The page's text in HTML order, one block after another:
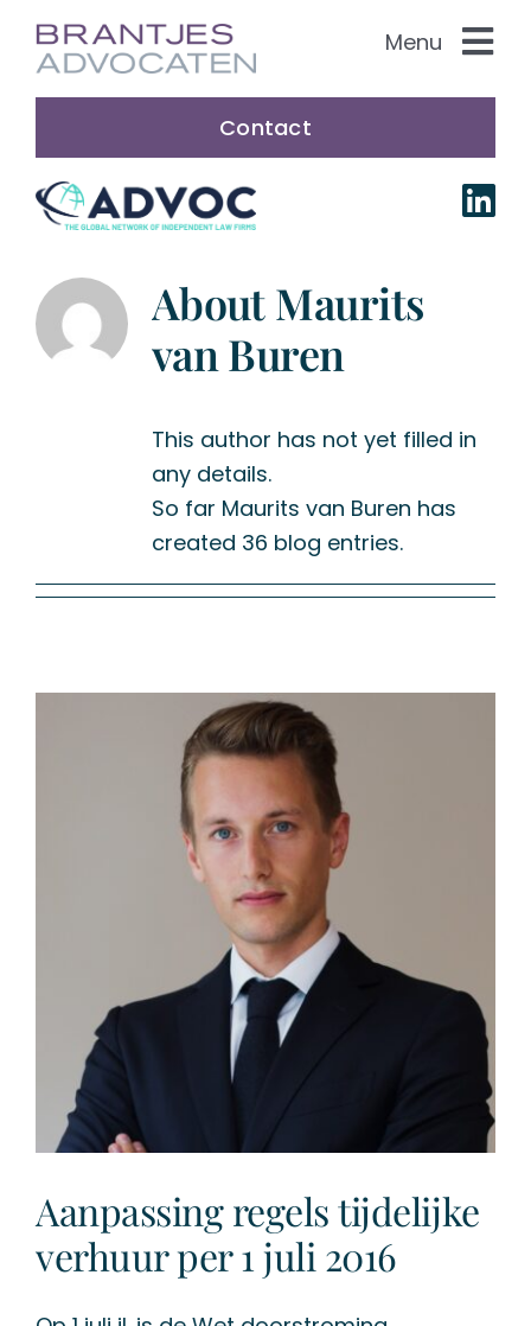
Skip
Menu
Practice Areas
About us
Nederlands
Contact
AboutMaurits
van Buren
This author has not yet filled in
any details.
So far Maurits van Buren has
created 36 blog entries.
Aanpassing regels tijdelijke
verhuur per 1 juli 2016